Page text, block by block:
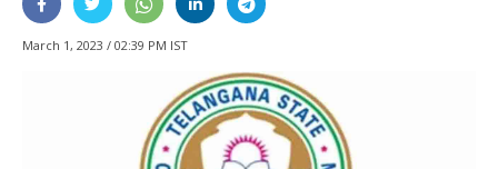
March 1, 2023 / 02:39 PM IST